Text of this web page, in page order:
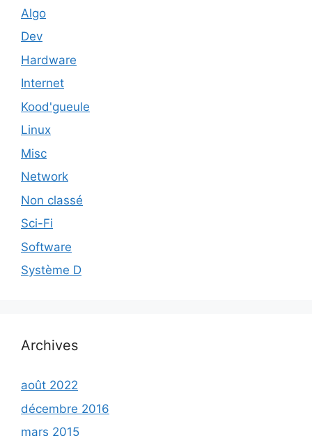
Algo
Dev
Hardware
Internet
Kood'gueule
Linux
Misc
Network
Non classé
Sci-Fi
Software
Système D
Archives
août 2022
décembre 2016
mars 2015